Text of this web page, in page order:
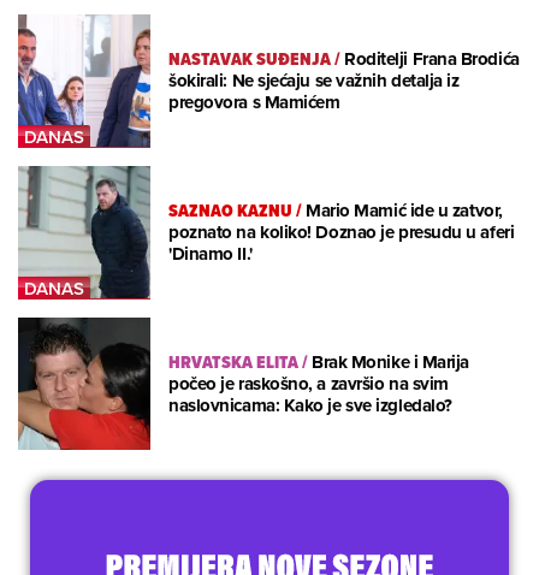
NASTAVAK SUĐENJA/Roditelji Frana Brodića
šokirali: Ne sjećaju se važnih detalja iz
pregovora s Mamićem
SAZNAO KAZNU/Mario Mamić ide u zatvor,
poznato na koliko! Doznao je presudu u aferi
'Dinamo II.'
HRVATSKA ELITA/Brak Monike i Marija
počeo je raskošno, a završio na svim
naslovnicama: Kako je sve izgledalo?